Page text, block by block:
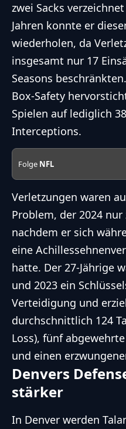
zwei Sacks
Jahren konnte er
wiederholen, da
insgesamt nur 17
Seasons
Box-Safety
Spielen auf lediglich
Interceptions.
Folge NFL
Verletzungen waren
Problem, der 2024
nachdem er sich
eine
hatte. Der 27-Jährige
und 2023 ein
Verteidigung und
durchschnittlich 124
Loss), fünf
und einen
Denvers
stärker
In Denver werden